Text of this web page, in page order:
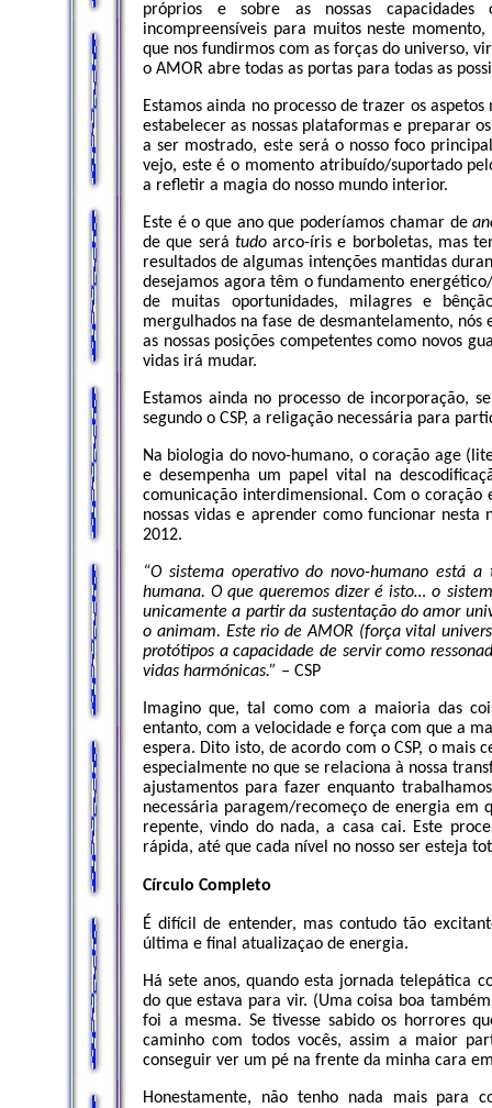
próprios e sobre as nossas capacidades
incompreensíveis para muitos neste
que nos fundirmos com as forças do universo,
o AMOR abre todas as portas para todas as
Estamos ainda no processo de trazer os
estabelecer as nossas plataformas e preparar
a ser mostrado, este será o nosso foco
vejo, este é o momento atribuído/suportado
a refletir a magia do nosso mundo interior.
Este é o que ano que poderíamos chamar de
de que será tudo arco-íris e borboletas, mas
resultados de algumas intenções mantidas
desejamos agora têm o fundamento
de muitas oportunidades, milagres e
mergulhados na fase de desmantelamento, nós
as nossas posições competentes como novos
vidas irá mudar.
Estamos ainda no processo de incorporação,
segundo o CSP, a religação necessária para
Na biologia do novo-humano, o coração age
e desempenha um papel vital na
comunicação interdimensional. Com o
nossas vidas e aprender como funcionar
2012.
“O sistema operativo do novo-humano está
humana. O que queremos dizer é isto… o
unicamente a partir da sustentação do amor
o animam. Este rio de AMOR (força vital
protótipos a capacidade de servir como
vidas harmónicas.” – CSP
Imagino que, tal como com a maioria das
entanto, com a velocidade e força com que a
espera. Dito isto, de acordo com o CSP, o mais
especialmente no que se relaciona à nossa
ajustamentos para fazer enquanto
necessária paragem/recomeço de energia em
repente, vindo do nada, a casa cai. Este
rápida, até que cada nível no nosso ser esteja
Círculo Completo
É difícil de entender, mas contudo tão
última e final atualizaçao de energia.
Há sete anos, quando esta jornada telepática
do que estava para vir. (Uma coisa boa
foi a mesma. Se tivesse sabido os horrores
caminho com todos vocês, assim a maior
conseguir ver um pé na frente da minha cara
Honestamente, não tenho nada mais para